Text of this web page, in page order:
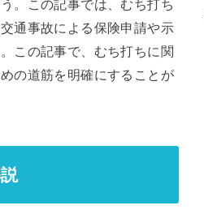
。この記事では、むち打ち
通事故による保険申請や示
この記事で、むち打ちに関
の道筋を明確にすることが